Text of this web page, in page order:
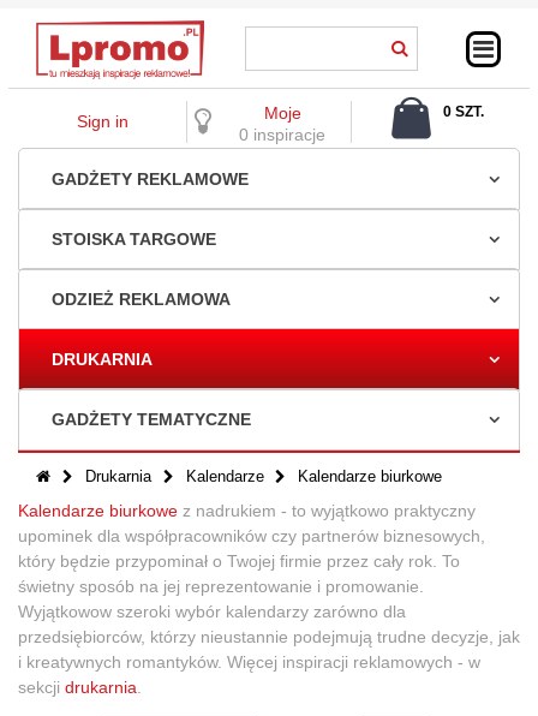
Sign in
Moje
0 inspiracje
0 SZT.
GADŻETY REKLAMOWE
STOISKA TARGOWE
ODZIEŻ REKLAMOWA
DRUKARNIA
GADŻETY TEMATYCZNE
Drukarnia Kalendarze Kalendarze biurkowe
Kalendarze biurkowe z nadrukiem - to wyjątkowo praktyczny
upominek dla współpracowników czy partnerów biznesowych,
który będzie przypominał o Twojej firmie przez cały rok. To
świetny sposób na jej reprezentowanie i promowanie.
Wyjątkowow szeroki wybór kalendarzy zarówno dla
przedsiębiorców, którzy nieustannie podejmują trudne decyzje, jak
i kreatywnych romantyków. Więcej inspiracji reklamowych - w
sekcji drukarnia